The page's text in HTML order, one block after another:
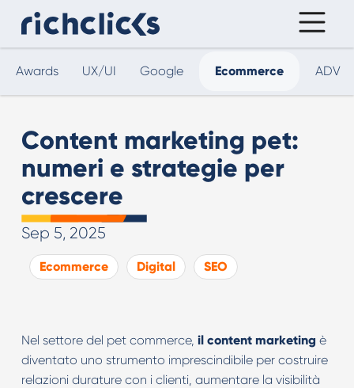
Awards UX/UI Google Ecommerce ADV
Content marketing pet:
numeri e strategie per
crescere
Sep 5, 2025
Ecommerce Digital SEO
Nel settore del pet commerce, il content marketing è
diventato uno strumento imprescindibile per costruire
relazioni durature con i clienti, aumentare la visibilità